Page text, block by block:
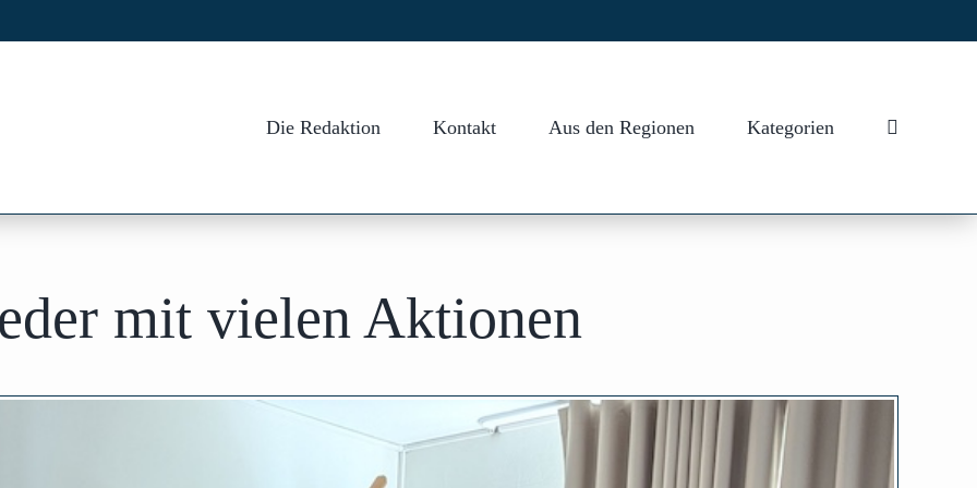
Die Redaktion Kontakt Aus den Regionen Kategorien
mit vielen Aktionen